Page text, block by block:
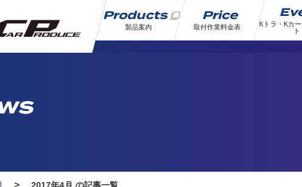
Products
製品案内
Price
取付作業料金表
Kトラ・Kカ
ト
>